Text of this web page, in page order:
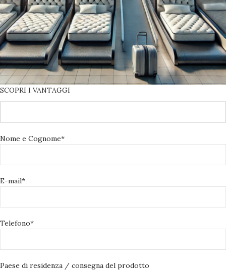
SCOPRI I VANTAGGI
Nome e Cognome*
E-mail*
Telefono*
Paese di residenza / consegna del prodotto